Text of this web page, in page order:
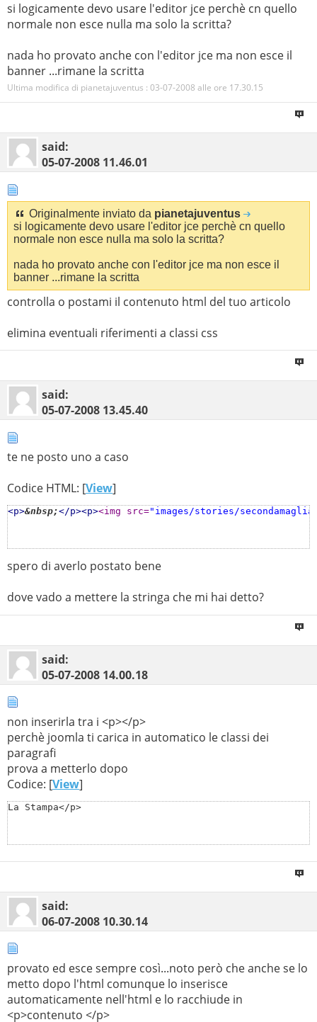
si logicamente devo usare l'editor jce perchè cn quello
normale non esce nulla ma solo la scritta?
nada ho provato anche con l'editor jce ma non esce il
banner ...rimane la scritta
Ultima modifica di pianetajuventus : 03-07-2008 alle ore 17.30.15
said:
05-07-2008 11.46.01
Originalmente inviato da pianetajuventus
si logicamente devo usare l'editor jce perchè cn quello
normale non esce nulla ma solo la scritta?
nada ho provato anche con l'editor jce ma non esce il
banner ...rimane la scritta
controlla o postami il contenuto html del tuo articolo
elimina eventuali riferimenti a classi css
said:
05-07-2008 13.45.40
te ne posto uno a caso
Codice HTML: [View]
<p>&nbsp;</p><p><img src="images/stories/
spero di averlo postato bene
dove vado a mettere la stringa che mi hai detto?
said:
05-07-2008 14.00.18
non inserirla tra i <p></p>
perchè joomla ti carica in automatico le classi dei
paragrafi
prova a metterlo dopo
Codice: [View]
La Stampa</p>
said:
06-07-2008 10.30.14
provato ed esce sempre così...noto però che anche se lo
metto dopo l'html comunque lo inserisce
automaticamente nell'html e lo racchiude in
<p>contenuto </p>